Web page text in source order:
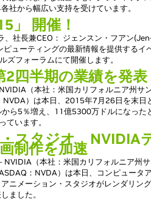
社から幅広い支持を受けています。
」 開催！
社長兼CEO： ジェンスン・フアン
ューティングの最新情報を提供するイ
フォーラムにて開催します。
四半期の業績を発表
（本社：米国カリフォルニア州サ
）は本日、2015年7月26日を末日
ら5％増え、11億5300万ドルになった
います。
スタジオ、NVIDIA
制作を加速
（本社：米国カリフォルニア州
：NVDA）は本日、コンピュータ
ニメーション・スタジオがレンダリン
ました。